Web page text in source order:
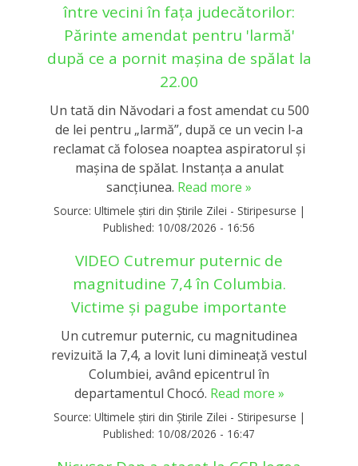
între vecini în fața judecătorilor:
Părinte amendat pentru 'larmă'
după ce a pornit mașina de spălat la
22.00
Un tată din Năvodari a fost amendat cu 500
de lei pentru „larmă”, după ce un vecin l-a
reclamat că folosea noaptea aspiratorul și
mașina de spălat. Instanța a anulat
sancțiunea. Read more »
Source: Ultimele știri din Știrile Zilei - Stiripesurse |
Published: 10/08/2026 - 16:56
VIDEO Cutremur puternic de
magnitudine 7,4 în Columbia.
Victime și pagube importante
Un cutremur puternic, cu magnitudinea
revizuită la 7,4, a lovit luni dimineață vestul
Columbiei, având epicentrul în
departamentul Chocó. Read more »
Source: Ultimele știri din Știrile Zilei - Stiripesurse |
Published: 10/08/2026 - 16:47